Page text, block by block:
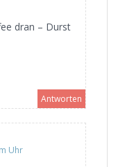
dran – Durst
Antworten
Uhr